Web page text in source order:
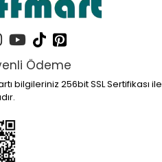
Ödeme
bilgileriniz 256bit SSL Sertifikası ile